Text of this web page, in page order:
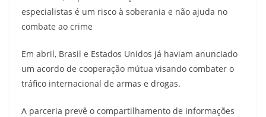
especialistas é um risco à soberania e não ajuda no
combate ao crime
Em abril, Brasil e Estados Unidos já haviam anunciado
um acordo de cooperação mútua visando combater o
tráfico internacional de armas e drogas.
A parceria prevê o compartilhamento de informações